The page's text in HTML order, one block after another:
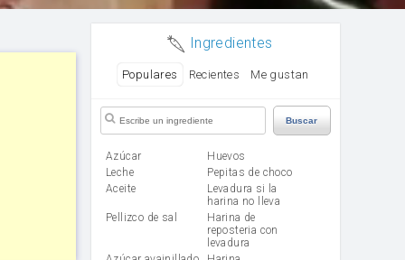
Ingredientes
Populares Recientes Me gustan
Buscar
Azúcar
huevos
leche
Pepitas de choco
aceite
Levadura si la
harina no lleva
Pellizco de sal
Harina de
reposteria con
levadura